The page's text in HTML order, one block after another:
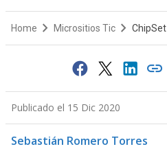
Home Micrositios Tic ChipSet
Publicado el 15 Dic 2020
Sebastián Romero Torres